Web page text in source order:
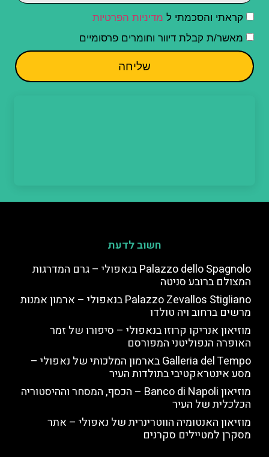
קראתי והסכמתי ל מדיניות הפרטיות
מאשר/ת קבלת דיוור וחומרים פרסומיים
שליחה
חשוב לדעת
Palazzo dello Spagnolo בנאפולי – גרם המדרגות
המצולם ברובע סניטה
Palazzo Zevallos Stigliano בנאפולי – ארמון אמנות
מרשים ברחוב ויה טולדו
מוזיאון אנריקו קרוזו בנאפולי – סיפורו של זמר
האופרה הנפוליטני המפורסם
Galleria del Tempo בארמון המלכותי של נאפולי –
מסע אינטראקטיבי בתולדות העיר
מוזיאון Banco di Napoli – הכסף, המסחר וההיסטוריה
הכלכלית של העיר
מוזיאון האנטומיה הווטרינרית של נאפולי – אתר
מסקרן למטיילים סקרנים